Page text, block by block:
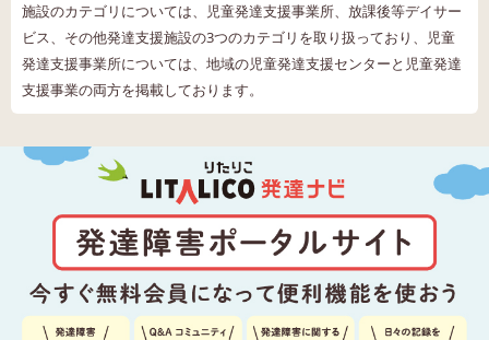
施設のカテゴリについては、児童発達支援事業所、放課後等デイサー
ビス、その他発達支援施設の3つのカテゴリを取り扱っており、児童
発達支援事業所については、地域の児童発達支援センターと児童発達
支援事業の両方を掲載しております。